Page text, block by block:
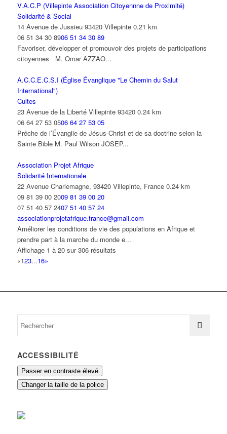
V.A.C.P (Villepinte Association Citoyennne de Proximité)
Solidarité & Social
14 Avenue de Jussieu 93420 Villepinte 0.21 km
06 51 34 30 8906 51 34 30 89
Favoriser, développer et promouvoir des projets de participations
citoyennes M. Omar AZZAO...
A.C.C.E.C.S.I (Église Évanglique "Le Chemin du Salut
International")
Cultes
23 Avenue de la Liberté Villepinte 93420 0.24 km
06 64 27 53 0506 64 27 53 05
Prêche de l’Évangile de Jésus-Christ et de sa doctrine selon la
Sainte Bible M. Paul Wilson JOSEP...
Association Projet Afrique
Solidarité Internationale
22 Avenue Charlemagne, 93420 Villepinte, France 0.24 km
09 81 39 00 2009 81 39 00 20
07 51 40 57 2407 51 40 57 24
associationprojetafrique.france@gmail.com
Améliorer les conditions de vie des populations en Afrique et
prendre part à la marche du monde e...
Affichage 1 à 20 sur 306 résultats
«123...16»
ACCESSIBILITÉ
Passer en contraste élevé
Changer la taille de la police